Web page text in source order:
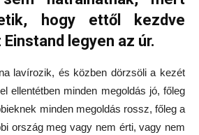
hogy ettől kezdve
legyen az úr.
lavírozik, és közben dörzsöli a kezét
ellentétben minden megoldás jó, főleg
minden megoldás rossz, főleg a
ország meg vagy nem érti, vagy nem